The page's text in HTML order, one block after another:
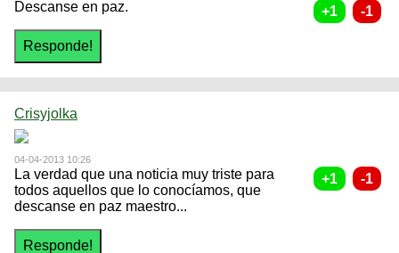
Descanse en paz.
Crisyjolka
04-04-2013 10:26
La verdad que una noticia muy triste para
todos aquellos que lo conocíamos, que
descanse en paz maestro...